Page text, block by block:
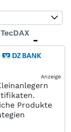
TecDAX
Anzeige
Produkte